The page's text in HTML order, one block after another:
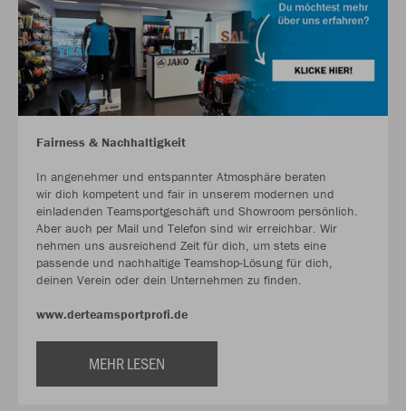
Fairness & Nachhaltigkeit
In angenehmer und entspannter Atmosphäre beraten
wir dich kompetent und fair in unserem modernen und
einladenden Teamsportgeschäft und Showroom persönlich.
Aber auch per Mail und Telefon sind wir erreichbar. Wir
nehmen uns ausreichend Zeit für dich, um stets eine
passende und nachhaltige Teamshop-Lösung für dich,
deinen Verein oder dein Unternehmen zu finden.
www.derteamsportprofi.de
MEHR LESEN